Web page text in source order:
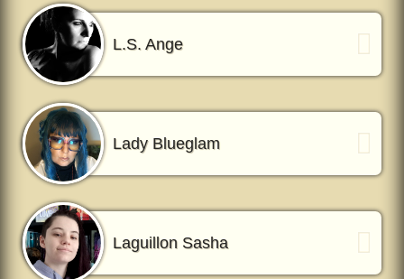
L.S. Ange
Lady Blueglam
Laguillon Sasha